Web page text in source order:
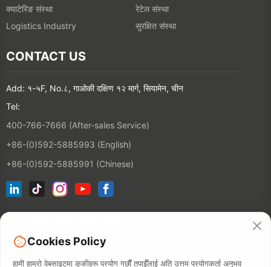
क्याटेरिङ संस्था
रेटेल संस्था
Logistics Industry
सुरक्षित संस्था
CONTACT US
Add: १-५F, No.८, गाओकी दक्षिण १२ मार्ग, सियामेन, चीन
Tel:
400-766-7666 (After-sales Service)
+86-(0)592-5885993 (English)
+86-(0)592-5885991 (Chinese)
Cookies Policy
हामी हाम्रो वेबसाइटमा कुकीहरू प्रयोग गर्छौं तपाईँलाई अति उत्तम प्रयोगकर्ता अनुभव